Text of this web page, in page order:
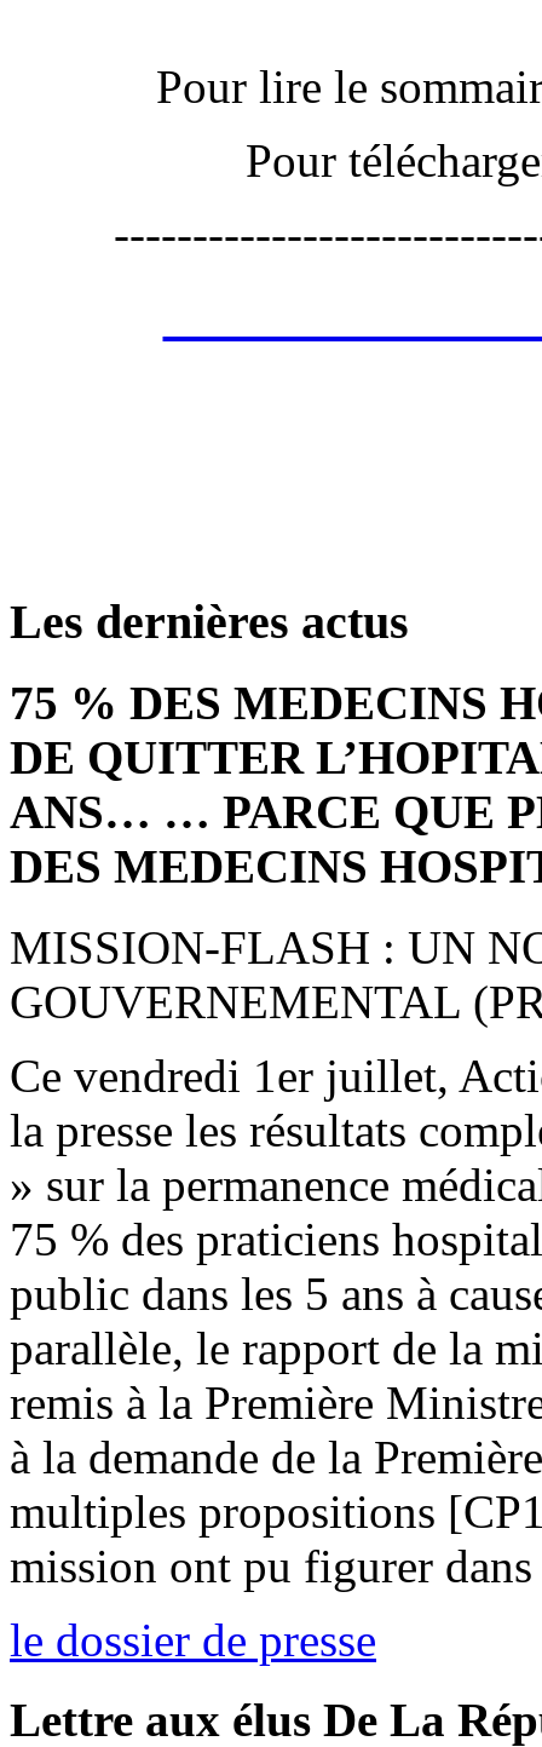
Pour lire le
Pour
Les dernières actus
75 % DES MEDECINS
DE QUITTER
ANS… … PARCE QUE
DES MEDECINS
MISSION-FLASH : UN
GOUVERNEMENTAL
Ce vendredi 1er juillet,
la presse les résultats
» sur la permanence
75 % des praticiens
public dans les 5 ans à
parallèle, le rapport de la
remis à la Première
à la demande de la
multiples propositions
mission ont pu figurer
le dossier de presse
Lettre aux élus De La